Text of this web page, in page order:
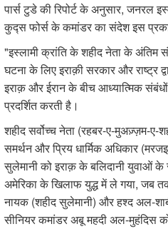
पार्स टुडे की रिपोर्ट के अनुसार, जनरल
कुद्स फोर्स के कमांडर का संदेश इस
"इस्लामी क्रांति के शहीद नेता के अंतिम
घटना के लिए इराक़ी सरकार और राष्ट्र
इराक़ और ईरान के बीच आध्यात्मिक
प्रदर्शित करती है।
शहीद सर्वोच्च नेता (रहबर-ए-मुअज़्ज़म-ए-
समर्थन और प्रिय धार्मिक अधिकार
सुलेमानी को इराक़ के बलिदानी युवाओं
अमेरिका के खिलाफ युद्ध में ले गया, जब
नायक (शहीद सुलेमानी) और हश्द अल-
सीनियर कमांडर अबू महदी अल-मुहंदिस